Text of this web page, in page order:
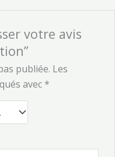
votre avis
publiée. Les
avec *